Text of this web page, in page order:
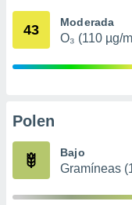
mediante
publicidad
de
43 Moderada
O₃ (110 µg/
Polen
Bajo
Gramíneas